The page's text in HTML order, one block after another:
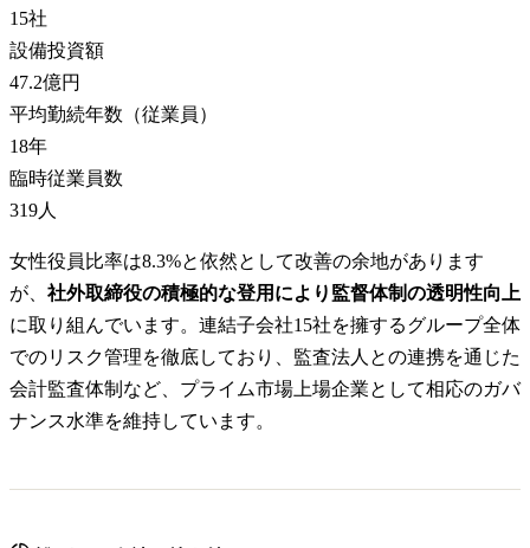
15社
設備投資額
47.2億円
平均勤続年数（従業員）
18年
臨時従業員数
319人
女性役員比率は8.3%と依然として改善の余地があります
が、 社外取締役の積極的な登用により監督体制の透明性向上
に取り組んでいます。連結子会社15社を擁するグループ全体
でのリスク管理を徹底しており、監査法人との連携を通じた
会計監査体制など、プライム市場上場企業として相応のガバ
ナンス水準を維持しています。